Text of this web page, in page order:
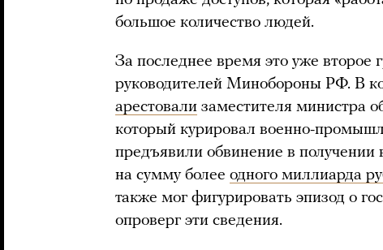
большое количество людей.
За последнее время это уже второе
руководителей Минобороны РФ. В
арестовали заместителя министра
который курировал военно-
предъявили обвинение в
на сумму более одного миллиарда
также мог фигурировать эпизод о
опроверг эти сведения.